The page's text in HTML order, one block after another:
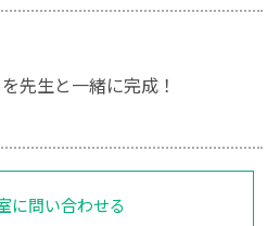
先生と一緒に完成！
に問い合わせる